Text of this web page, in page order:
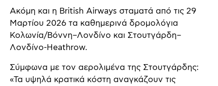
Ακόμη και η British Airways σταματά από τις 29
Μαρτίου 2026 τα καθημερινά δρομολόγια
Κολωνία/Βόννη–Λονδίνο και Στουτγάρδη–
Λονδίνο-Heathrow.
Σύμφωνα με τον αερολιμένα της Στουτγάρδης:
«Τα υψηλά κρατικά κόστη αναγκάζουν τις